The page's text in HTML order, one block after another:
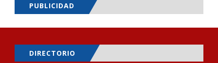
PUBLICIDAD
DIRECTORIO